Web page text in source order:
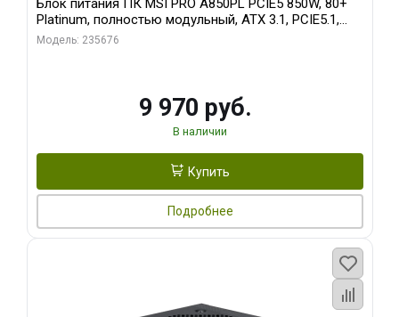
Блок питания ПК MSI PRO A850PL PCIE5 850W, 80+
Platinum, полностью модульный, ATX 3.1, PCIE5.1,
RTL
Модель: 235676
9 970 руб.
В наличии
Купить
Подробнее